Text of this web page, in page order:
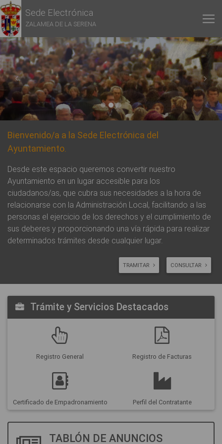
Sede Electrónica
ZALAMEA DE LA SERENA
Previous Next
Bienvenido/a a la Sede Electrónica del
Ayuntamiento.
Desde este espacio queremos convertir nuestro
Ayuntamiento en un lugar accesible para los
ciudadanos/as, que cubra sus necesidades a la hora de
relacionarse con la Administración Local, facilitando a las
personas el ejercicio de los derechos y el cumplimiento de
sus deberes y proporcionando una vía rápida para realizar
determinados trámites desde cualquier lugar.
TRAMITAR CONSULTAR
Trámite y Servicios Destacados
Registro General Registro de Facturas
Certificado de Empadronamiento Perfil del Contratante
TABLÓN DE ANUNCIOS